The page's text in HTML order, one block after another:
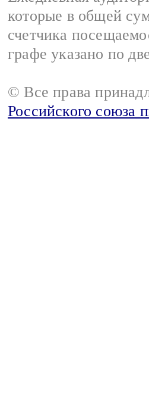
которые в общей
счетчика
графе указано по
© Все права
Российского союза